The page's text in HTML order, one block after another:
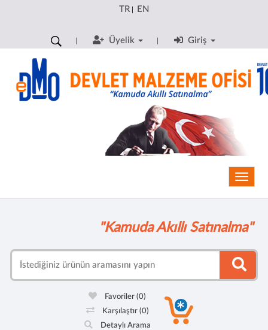
TR| EN
Üyelik Giriş
"Kamuda Akıllı Satınalma"
Favoriler(0)
Karşılaştır (0)
Detaylı Arama